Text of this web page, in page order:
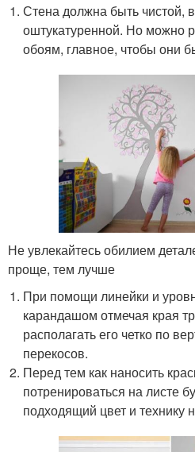
Стена должна быть чистой,
оштукатуренной. Но можно
обоям, главное, чтобы они
Не увлекайтесь обилием
проще, тем лучше
При помощи линейки и
карандашом отмечая края
располагать его четко по
перекосов.
Перед тем как наносить
потренироваться на листе
подходящий цвет и технику